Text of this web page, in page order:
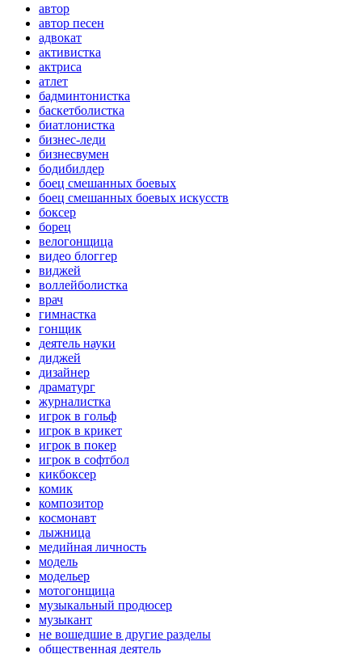
автор
автор песен
адвокат
активистка
актриса
атлет
бадминтонистка
баскетболистка
биатлонистка
бизнес-леди
бизнесвумен
бодибилдер
боец смешанных боевых
боец смешанных боевых искусств
боксер
борец
велогонщица
видео блоггер
виджей
воллейболистка
врач
гимнастка
гонщик
деятель науки
диджей
дизайнер
драматург
журналистка
игрок в гольф
игрок в крикет
игрок в покер
игрок в софтбол
кикбоксер
комик
композитор
космонавт
лыжница
медийная личность
модель
модельер
мотогонщица
музыкальный продюсер
музыкант
не вошедшие в другие разделы
общественная деятель